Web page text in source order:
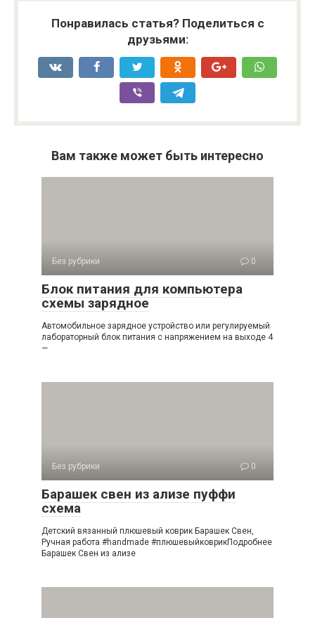
Понравилась статья? Поделиться с
друзьями:
Вам также может быть интересно
Без рубрики 0
Блок питания для компьютера
схемы зарядное
Автомобильное зарядное устройство или регулируемый
лабораторный блок питания с напряжением на выходе 4
—
Без рубрики 0
Барашек свен из ализе пуффи
схема
Детский вязанный плюшевый коврик Барашек Свен,
Ручная работа #handmade #плюшевыйковрикПодробнее
Барашек Свен из ализе